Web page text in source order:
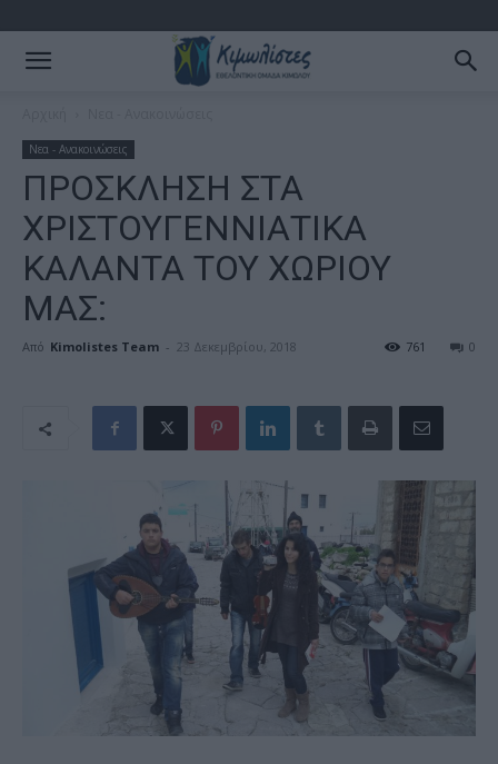
Νεα - Ανακοινώσεις
ΠΡΟΣΚΛΗΣΗ ΣΤΑ
ΧΡΙΣΤΟΥΓΕΝΝΙΑΤΙΚΑ
ΚΑΛΑΝΤΑ ΤΟΥ ΧΩΡΙΟΥ
ΜΑΣ:
Από Kimolistes Team - 23 Δεκεμβρίου, 2018 0
761